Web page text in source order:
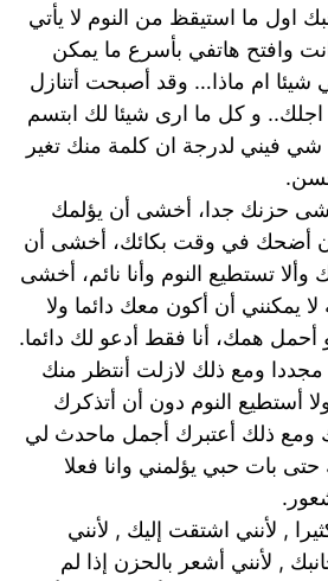
اول ما استيقظ من النوم لا يأتي
وافتح هاتفي بأسرع ما يمكن
ام ماذا… وقد أصبحت أتنازل
و كل ما ارى شيئا لك ابتسم
شي فيني لدرجة ان كلمة منك تغير
حزنك جدا، أخشى أن يؤلمك
وأن أضحك في وقت بكائك، أخشى أن
وألا تستطيع النوم وأنا نائم، أخشى
يمكنني أن أكون معك دائما ولا
أحمل همك، أنا فقط أدعو لك دائما.
مجددا ومع ذلك لازلت أنتظر منك
أستطيع النوم دون أن أتذكرك
ومع ذلك أعتبرك أجمل ماحدث لي
حتى بات حبي يؤلمني وانا فعلا
, لأنني اشتقت إليك , لأنني
, لأنني أشعر بالحزن إذا لم